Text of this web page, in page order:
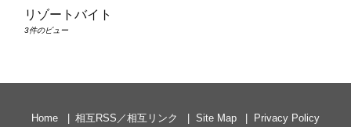
リゾートバイト
3件のビュー
Home 相互RSS／相互リンク Site Map Privacy Policy